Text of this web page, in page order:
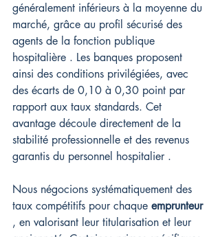
généralement inférieurs à la moyenne du
marché, grâce au profil sécurisé des
agents de la fonction publique
hospitalière . Les banques proposent
ainsi des conditions privilégiées, avec
des écarts de 0,10 à 0,30 point par
rapport aux taux standards. Cet
avantage découle directement de la
stabilité professionnelle et des revenus
garantis du personnel hospitalier .
Nous négocions systématiquement des
taux compétitifs pour chaque emprunteur
, en valorisant leur titularisation et leur